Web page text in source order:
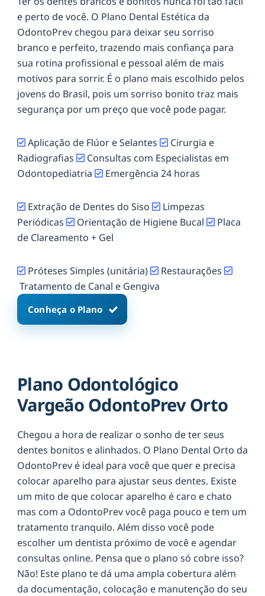
e perto de você. O Plano Dental Estética da
OdontoPrev chegou para deixar seu sorriso
branco e perfeito, trazendo mais confiança para
sua rotina profissional e pessoal além de mais
motivos para sorrir. É o plano mais escolhido pelos
jovens do Brasil, pois um sorriso bonito traz mais
segurança por um preço que você pode pagar.
Aplicação de Flúor e Selantes
Cirurgia e
Radiografias
Consultas com Especialistas em
Odontopediatria
Emergência 24 horas
Extração de Dentes do Siso
Limpezas
Periódicas
Orientação de Higiene Bucal
Placa
de Clareamento + Gel
Próteses Simples (unitária)
Restaurações
Tratamento de Canal e Gengiva
Conheça o Plano
Plano Odontológico
Vargeão OdontoPrev Orto
Chegou a hora de realizar o sonho de ter seus
dentes bonitos e alinhados. O Plano Dental Orto da
OdontoPrev é ideal para você que quer e precisa
colocar aparelho para ajustar seus dentes. Existe
um mito de que colocar aparelho é caro e chato
mas com a OdontoPrev você paga pouco e tem um
tratamento tranquilo. Além disso você pode
escolher um dentista próximo de você e agendar
consultas online. Pensa que o plano só cobre isso?
Não! Este plano te dá uma ampla cobertura além
da documentação, colocação e manutenção do seu